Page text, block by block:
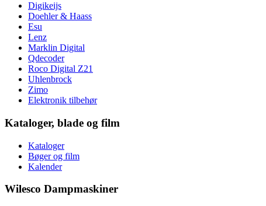
Digikeijs
Doehler & Haass
Esu
Lenz
Marklin Digital
Qdecoder
Roco Digital Z21
Uhlenbrock
Zimo
Elektronik tilbehør
Kataloger, blade og film
Kataloger
Bøger og film
Kalender
Wilesco Dampmaskiner